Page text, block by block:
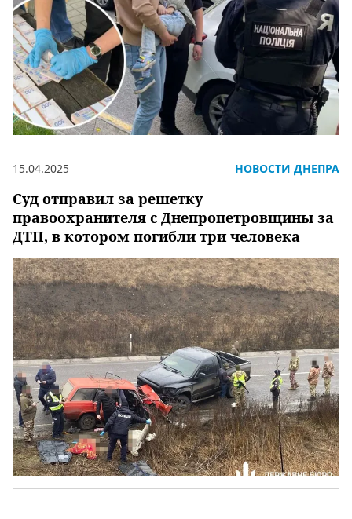
Суд отправил за решетку
правоохранителя с Днепропетровщины за
ДТП, в котором погибли три человека
15.04.2025 НОВОСТИ ДНЕПРА